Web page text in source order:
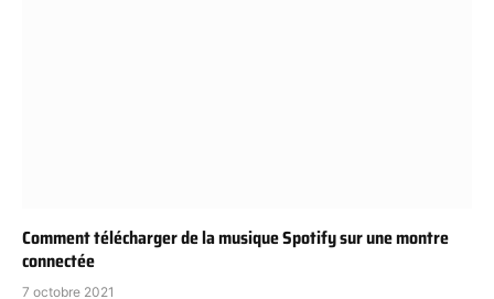
Comment télécharger de la musique Spotify sur une montre
connectée
7 octobre 2021